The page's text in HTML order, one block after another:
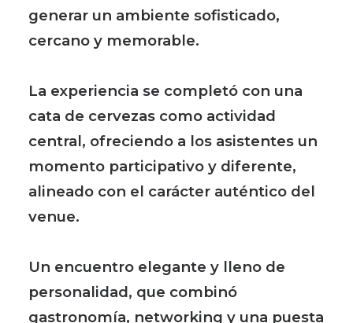
generar un ambiente sofisticado,
cercano y memorable.
La experiencia se completó con una
cata de cervezas como actividad
central, ofreciendo a los asistentes un
momento participativo y diferente,
alineado con el carácter auténtico del
venue.
Un encuentro elegante y lleno de
personalidad, que combinó
gastronomía, networking y una puesta